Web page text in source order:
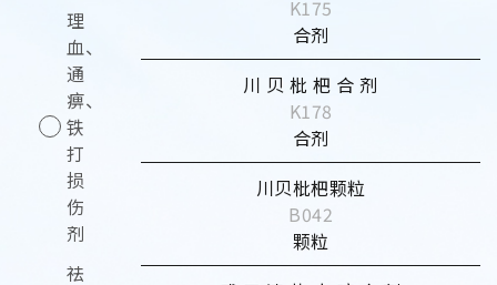
理
血、
通
痹、
铁
打
损
伤
剂
祛
K175
合剂
川 贝 枇 杷 合 剂
K178
合剂
川贝枇杷颗粒
B042
颗粒